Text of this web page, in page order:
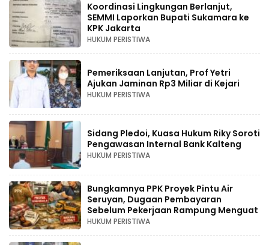
Koordinasi Lingkungan Berlanjut,
SEMMI Laporkan Bupati Sukamara ke
KPK Jakarta
HUKUM PERISTIWA
Pemeriksaan Lanjutan, Prof Yetri
Ajukan Jaminan Rp3 Miliar di Kejari
HUKUM PERISTIWA
Sidang Pledoi, Kuasa Hukum Riky Soroti
Pengawasan Internal Bank Kalteng
HUKUM PERISTIWA
Bungkamnya PPK Proyek Pintu Air
Seruyan, Dugaan Pembayaran
Sebelum Pekerjaan Rampung Menguat
HUKUM PERISTIWA